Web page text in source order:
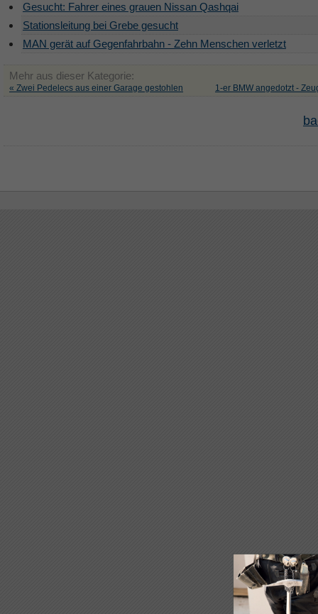
Gesucht: Fahrer eines grauen Nissan Qashqai
Stationsleitung bei Grebe gesucht
MAN gerät auf Gegenfahrbahn - Zehn Menschen verletzt
Mehr aus dieser Kategorie:
« Zwei Pedelecs aus einer Garage gestohlen 1-er BMW angedotzt -